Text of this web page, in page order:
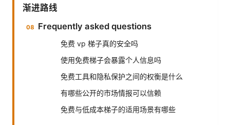
渐进路线
Frequently asked questions
免费 vp 梯子真的安全吗
使用免费梯子会暴露个人信息吗
免费工具和隐私保护之间的权衡是什么
有哪些公开的市场情报可以信赖
免费与低成本梯子的适用场景有哪些